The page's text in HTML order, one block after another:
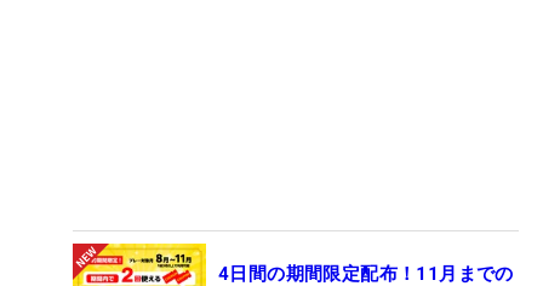
4日間の期間限定配布！11月までの